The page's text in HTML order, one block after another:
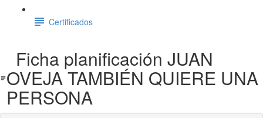
Certificados
Ficha planificación JUAN
OVEJA TAMBIÉN QUIERE UNA
PERSONA